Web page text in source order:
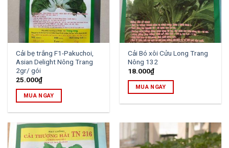
Cải bẹ trắng F1-Pakuchoi,
Asian Delight Nông Trang
2gr/ gói
25.000₫
MUA NGAY
Cải Bó xôi Cửu Long Trang
Nông 132
18.000₫
MUA NGAY